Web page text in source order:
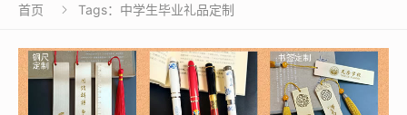
首页  Tags：中学生毕业礼品定制